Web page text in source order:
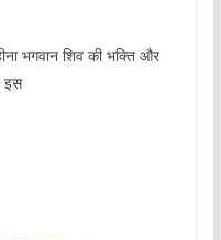
भगवान शिव की भक्ति और
इस